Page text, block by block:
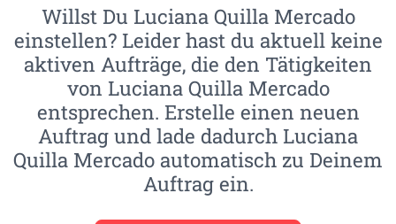
Willst Du Luciana Quilla Mercado
einstellen? Leider hast du aktuell keine
aktiven Aufträge, die den Tätigkeiten
von Luciana Quilla Mercado
entsprechen. Erstelle einen neuen
Auftrag und lade dadurch Luciana
Quilla Mercado automatisch zu Deinem
Auftrag ein.